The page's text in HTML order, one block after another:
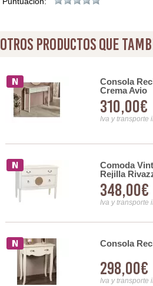
otros productos que
Consola
Crema Avio
310,00€
Iva y transporte
Comoda
Rejilla
348,00€
Iva y transporte
Consola
298,00€
Iva y transporte